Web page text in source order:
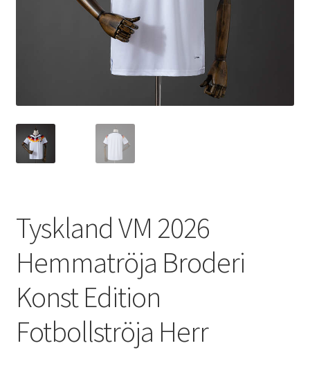
Tyskland VM 2026
Hemmatröja Broderi
Konst Edition
Fotbollströja Herr